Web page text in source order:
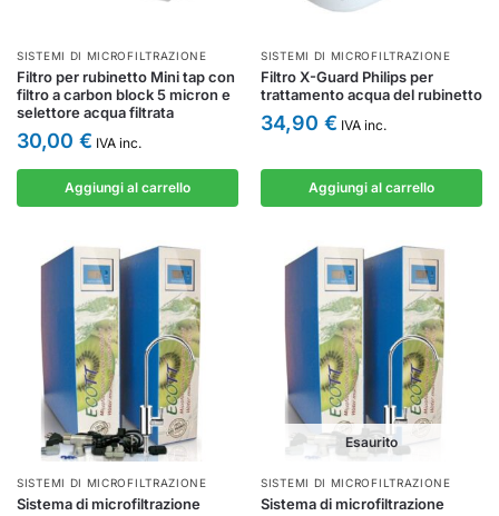
SISTEMI DI MICROFILTRAZIONE
Filtro per rubinetto Mini tap con
filtro a carbon block 5 micron e
selettore acqua filtrata
30,00 € IVA inc.
Aggiungi al carrello
SISTEMI DI MICROFILTRAZIONE
Filtro X-Guard Philips per
trattamento acqua del rubinetto
34,90 € IVA inc.
Aggiungi al carrello
SISTEMI DI MICROFILTRAZIONE
Sistema di microfiltrazione
Esaurito
SISTEMI DI MICROFILTRAZIONE
Sistema di microfiltrazione